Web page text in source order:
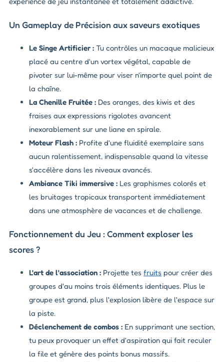
Un Gameplay de Précision aux saveurs exotiques
Le Singe Artificier : Tu contrôles un macaque malicieux
placé au centre d'un vortex végétal, capable de
pivoter sur lui-même pour viser n'importe quel point de
la chaîne.
La Chenille Fruitée : Des oranges, des kiwis et des
fraises aux expressions rigolotes avancent
inexorablement sur une liane en spirale.
Moteur Flash : Profite d'une fluidité exemplaire sans
aucun ralentissement, indispensable quand la vitesse
s'accélère dans les niveaux avancés.
Ambiance Tiki immersive : Les graphismes colorés et
les bruitages tropicaux transportent immédiatement
dans une atmosphère de vacances et de challenge.
Fonctionnement du Jeu : Comment exploser les
scores ?
L'art de l'association : Projette tes fruits pour créer des
groupes d'au moins trois éléments identiques. Plus le
groupe est grand, plus l'explosion libère de l'espace sur
la piste.
Déclenchement de combos : En supprimant une section,
tu peux provoquer un effet d'aspiration qui fait reculer
la file et génère des points bonus massifs.